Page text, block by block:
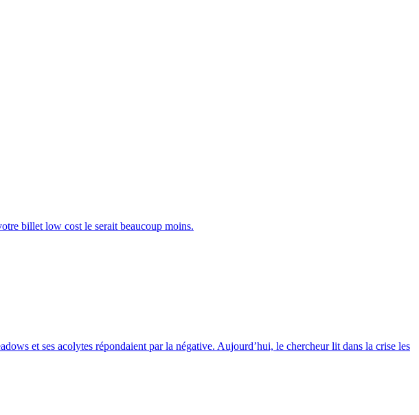
billet low cost le serait beaucoup moins.
et ses acolytes répondaient par la négative. Aujourd’hui, le chercheur lit dans la crise les